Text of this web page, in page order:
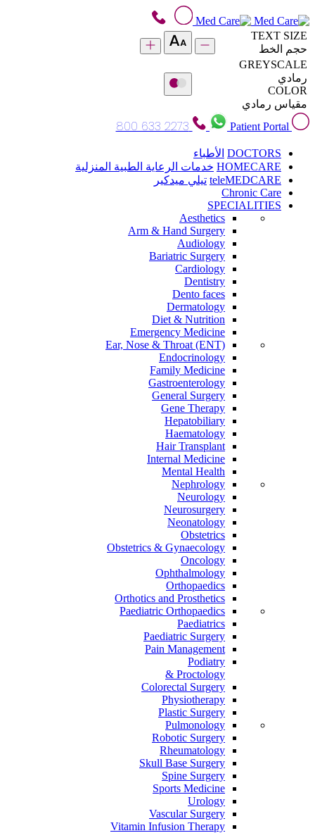
TEXT SIZE
حجم الخط
GREYSCALE
رمادي
COLOR
مقياس رمادي
Patient Portal
800 633 2273
DOCTORS الأطباء
HOMECARE خدمات الرعاية الطبية المنزلية
teleMEDCARE تيلي ميدكير
Chronic Care
SPECIALITIES
Aesthetics
Arm & Hand Surgery
Audiology
Bariatric Surgery
Cardiology
Dentistry
Dento faces
Dermatology
Diet & Nutrition
Emergency Medicine
Ear, Nose & Throat (ENT)
Endocrinology
Family Medicine
Gastroenterology
General Surgery
Gene Therapy
Hepatobiliary
Haematology
Hair Transplant
Internal Medicine
Mental Health
Nephrology
Neurology
Neurosurgery
Neonatology
Obstetrics
Obstetrics & Gynaecology
Oncology
Ophthalmology
Orthopaedics
Orthotics and Prosthetics
Paediatric Orthopaedics
Paediatrics
Paediatric Surgery
Pain Management
Podiatry
Proctology &
Colorectal Surgery
Physiotherapy
Plastic Surgery
Pulmonology
Robotic Surgery
Rheumatology
Skull Base Surgery
Spine Surgery
Sports Medicine
Urology
Vascular Surgery
Vitamin Infusion Therapy